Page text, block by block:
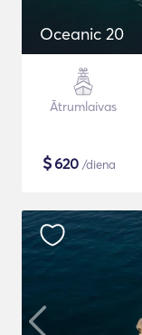
Oceanic 20
Ātrumlaivas
$620 /diena